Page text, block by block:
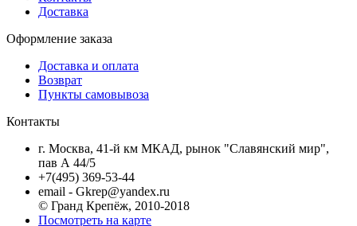
Доставка
Оформление заказа
Доставка и оплата
Возврат
Пункты самовывоза
Контакты
г. Москва, 41-й км МКАД, рынок "Славянский мир",
пав А 44/5
+7(495) 369-53-44
email - Gkrep@yandex.ru
© Гранд Крепёж, 2010-2018
Посмотреть на карте